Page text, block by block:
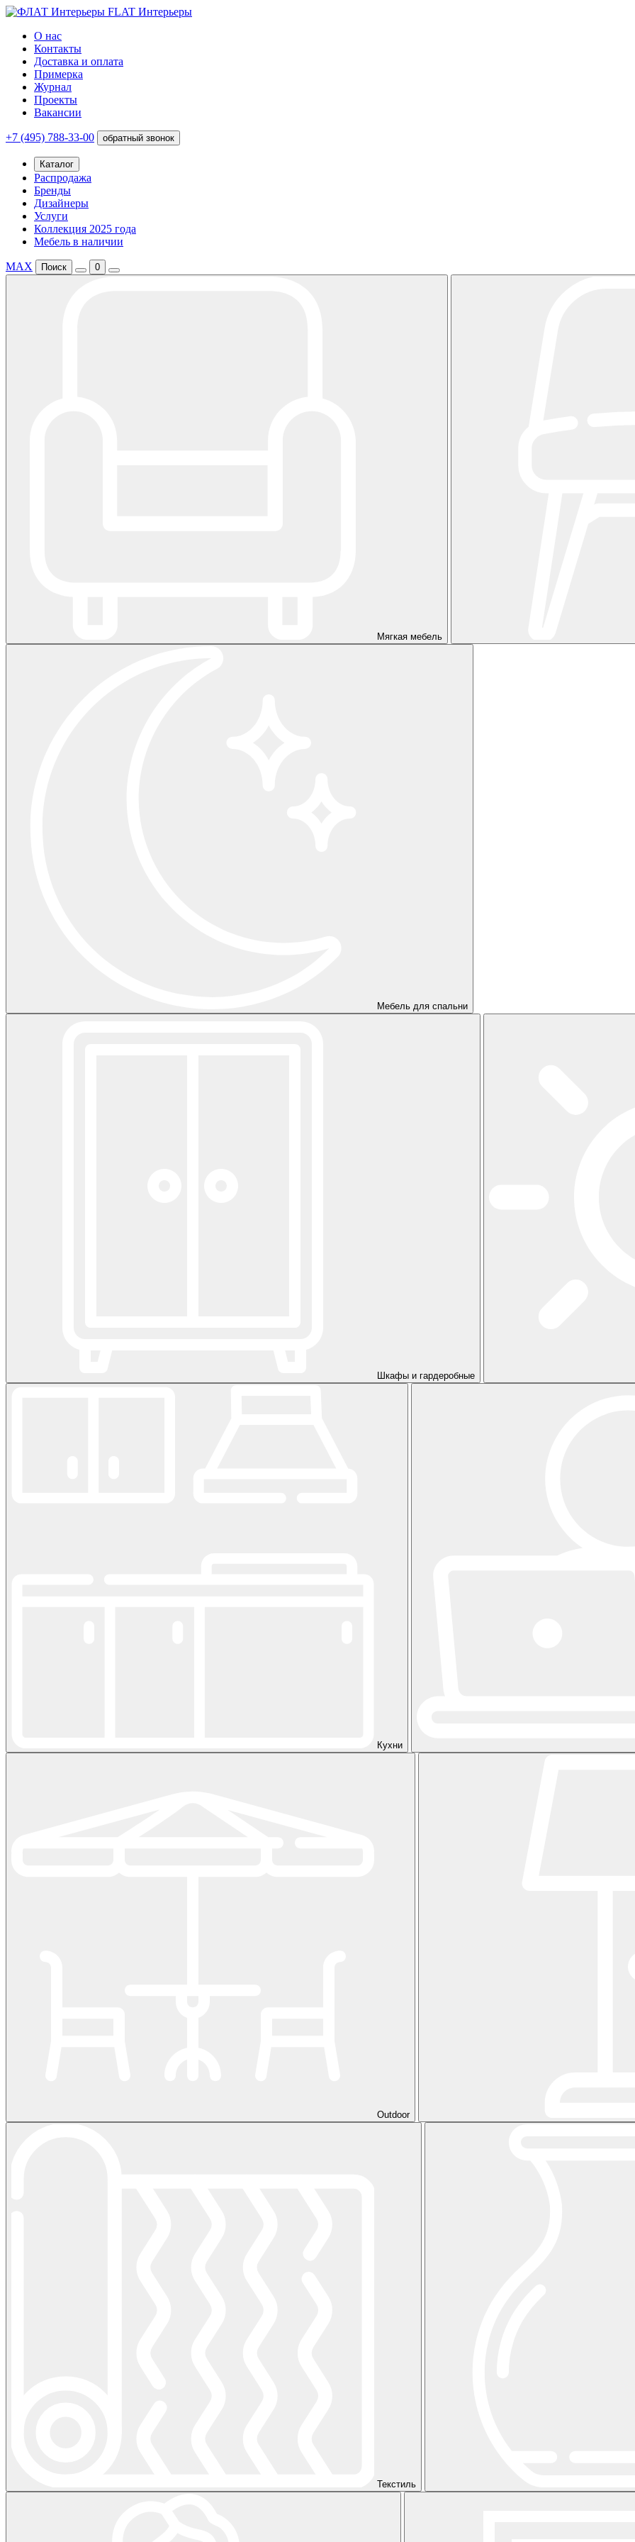
FLAT Интерьеры
О нас
Контакты
Доставка и оплата
Примерка
Журнал
Проекты
Вакансии
+7 (495) 788-33-00 обратный звонок
Каталог
Распродажа
Бренды
Дизайнеры
Услуги
Коллекция 2025 года
Мебель в наличии
MAX Поиск 0
Мягкая мебель
Мебель для спальни
Шкафы и гардеробные
Кухни
Outdoor
Текстиль